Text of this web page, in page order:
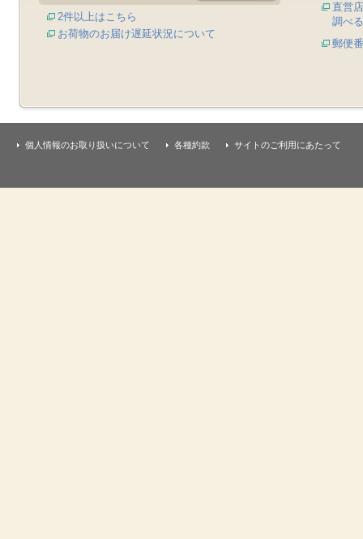
2件以上はこちら
お荷物のお届け遅延状況について
直営
調べる
郵便
個人情報のお取り扱いについて 各種約款 サイトのご利用にあたって